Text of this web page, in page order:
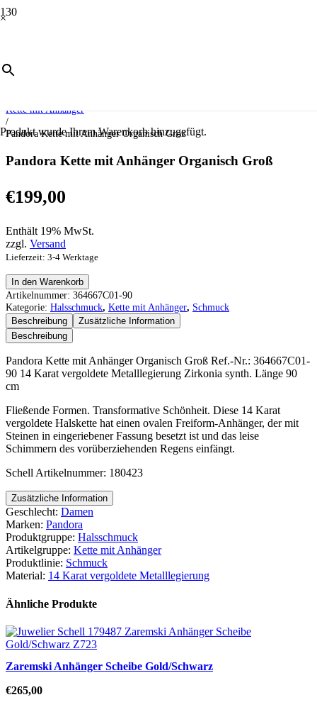
×
Produktwurde Ihrem Warenkorb hinzugefügt.
/
Kette mit Anhänger
/
Pandora Kette mit Anhänger Organisch Groß
Pandora Kette mit Anhänger Organisch Groß
€199,00
Enthält 19% MwSt.
zzgl. Versand
Lieferzeit: 3-4 Werktage
Pandora
Kette
mit
Anhänger
Organisch
Groß
Menge
In den Warenkorb
Artikelnummer: 364667C01-90
Kategorie: Halsschmuck, Kette mit Anhänger, Schmuck
Beschreibung
Zusätzliche Information
Beschreibung
Pandora Kette mit Anhänger Organisch Groß Ref.-Nr.: 364667C01-
90 14 Karat vergoldete Metalllegierung Zirkonia synth. Länge 90
cm
Fließende Formen. Transformative Schönheit. Diese 14 Karat
vergoldete Halskette hat einen ovalen Freiform-Anhänger, der mit
Steinen in eingeriebener Fassung besetzt ist und das leise
Schimmern des vorüberziehenden Regens einfängt.
Schell Artikelnummer: 180423
Zusätzliche Information
Geschlecht: Damen
Marken: Pandora
Produktgruppe: Halsschmuck
Artikelgruppe: Kette mit Anhänger
Produktlinie: Schmuck
Material: 14 Karat vergoldete Metalllegierung
Ähnliche Produkte
Zaremski Anhänger Scheibe Gold/Schwarz
€265,00